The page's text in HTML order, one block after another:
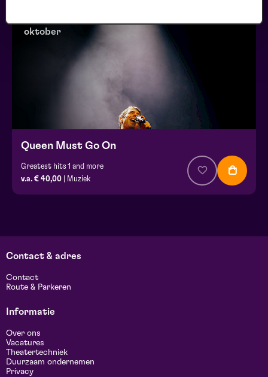
oktober
Queen Must Go On
Greatest hits 1 and more
v.a. € 40,00 | Muziek
Contact & adres
Contact
Route & Parkeren
Informatie
Over ons
Vacatures
Theatertechniek
Duurzaam ondernemen
Privacy